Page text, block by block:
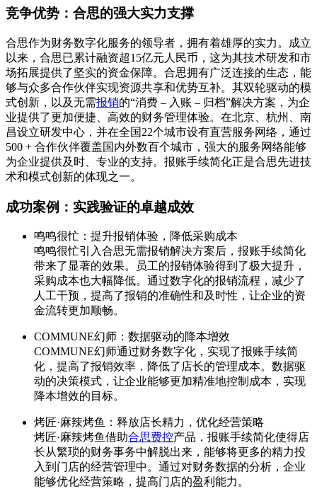
竞争优势：合思的强大实力支撑
合思作为财务数字化服务的领导者，拥有着雄厚的实力。成立
以来，合思已累计融资超15亿元人民币，这为其技术研发和市
场拓展提供了坚实的资金保障。合思拥有广泛连接的生态，能
够与众多合作伙伴实现资源共享和优势互补。其双轮驱动的模
式创新，以及无需报销的“消费 – 入账 – 归档”解决方案，为企
业提供了更加便捷、高效的财务管理体验。在北京、杭州、南
昌设立研发中心，并在全国22个城市设有直营服务网络，通过
500 + 合作伙伴覆盖国内外数百个城市，强大的服务网络能够
为企业提供及时、专业的支持。报账手续简化正是合思先进技
术和模式创新的体现之一。
成功案例：实践验证的卓越成效
鸣鸣很忙：提升报销体验，降低采购成本
鸣鸣很忙引入合思无需报销解决方案后，报账手续简化
带来了显著的效果。员工的报销体验得到了极大提升，
采购成本也大幅降低。通过数字化的报销流程，减少了
人工干预，提高了报销的准确性和及时性，让企业的资
金流转更加顺畅。
COMMUNE幻师：数据驱动的降本增效
COMMUNE幻师通过财务数字化，实现了报账手续简
化，提高了报销效率，降低了店长的管理成本。数据驱
动的决策模式，让企业能够更加精准地控制成本，实现
降本增效的目标。
烤匠·麻辣烤鱼：释放店长精力，优化经营策略
烤匠·麻辣烤鱼借助合思费控产品，报账手续简化使得店
长从繁琐的财务事务中解脱出来，能够将更多的精力投
入到门店的经营管理中。通过对财务数据的分析，企业
能够优化经营策略，提高门店的盈利能力。